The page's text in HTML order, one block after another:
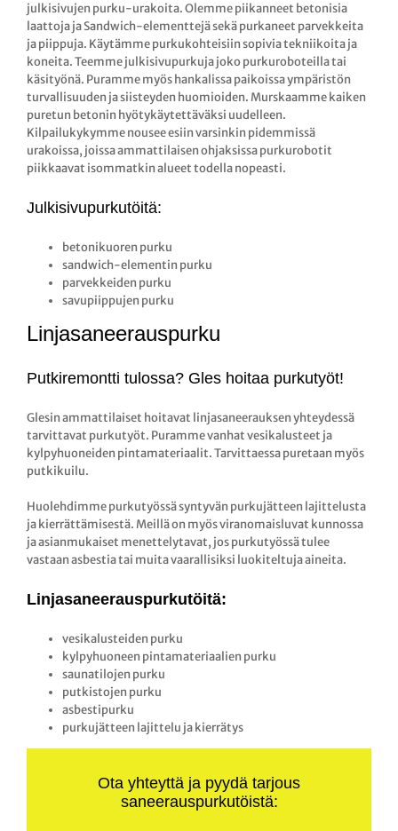
julkisivujen purku-urakoita. Olemme piikanneet betonisia
laattoja ja Sandwich-elementtejä sekä purkaneet parvekkeita
ja piippuja. Käytämme purkukohteisiin sopivia tekniikoita ja
koneita. Teemme julkisivupurkuja joko purkuroboteilla tai
käsityönä. Puramme myös hankalissa paikoissa ympäristön
turvallisuuden ja siisteyden huomioiden. Murskaamme kaiken
puretun betonin hyötykäytettäväksi uudelleen.
Kilpailukykymme nousee esiin varsinkin pidemmissä
urakoissa, joissa ammattilaisen ohjaksissa purkurobotit
piikkaavat isommatkin alueet todella nopeasti.
Julkisivupurkutöitä:
betonikuoren purku
sandwich-elementin purku
parvekkeiden purku
savupiippujen purku
Linjasaneerauspurku
Putkiremontti tulossa? Gles hoitaa purkutyöt!
Glesin ammattilaiset hoitavat linjasaneerauksen yhteydessä
tarvittavat purkutyöt. Puramme vanhat vesikalusteet ja
kylpyhuoneiden pintamateriaalit. Tarvittaessa puretaan myös
putkikuilu.
Huolehdimme purkutyössä syntyvän purkujätteen lajittelusta
ja kierrättämisestä. Meillä on myös viranomaisluvat kunnossa
ja asianmukaiset menettelytavat, jos purkutyössä tulee
vastaan asbestia tai muita vaarallisiksi luokiteltuja aineita.
Linjasaneerauspurkutöitä:
vesikalusteiden purku
kylpyhuoneen pintamateriaalien purku
saunatilojen purku
putkistojen purku
asbestipurku
purkujätteen lajittelu ja kierrätys
Ota yhteyttä ja pyydä tarjous
saneerauspurkutöistä: